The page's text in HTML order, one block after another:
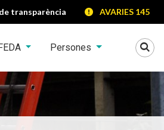
transparència AVARIES 145
Persones